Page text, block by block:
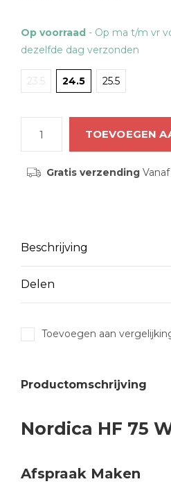
Op voorraad - Op ma t/m vr
dezelfde dag verzonden
23.5 24.5 25.5
TOEVOEGEN
Gratis verzending
Beschrijving
Delen
Toevoegen aan
Productomschrijving
Nordica HF 75
Afspraak Maken